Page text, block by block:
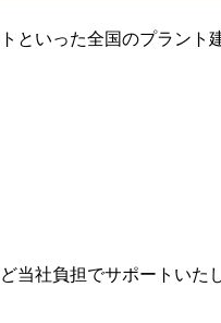
いった全国のプラント
社負担でサポートいた